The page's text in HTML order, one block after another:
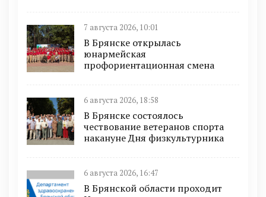
7 августа 2026, 10:01
В Брянске открылась
юнармейская
профориентационная смена
6 августа 2026, 18:58
В Брянске состоялось
чествование ветеранов спорта
накануне Дня физкультурника
6 августа 2026, 16:47
В Брянской области проходит